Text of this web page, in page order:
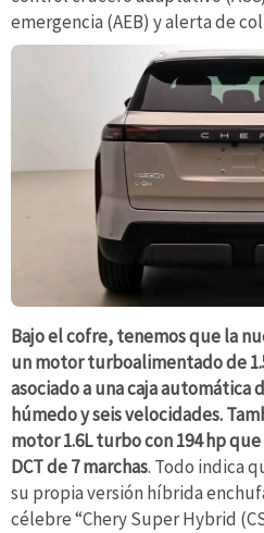
emergencia (AEB) y alerta de
Bajo el cofre, tenemos que la
un motor turboalimentado de
asociado a una caja automática
húmedo y seis velocidades.
motor 1.6L turbo con 194 hp
DCT de 7 marchas. Todo indica
su propia versión híbrida
célebre “Chery Super Hybrid